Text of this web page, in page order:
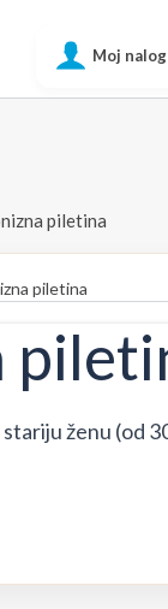
Moj nalog
piletina
piletina
ženu (od